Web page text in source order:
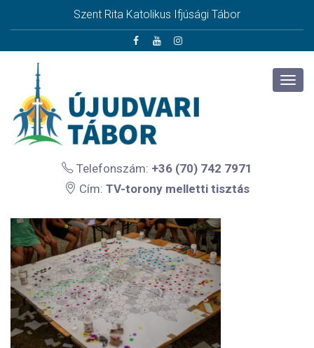
Szent Rita Katolikus Ifjúsági Tábor
Telefonszám: +36 (70) 742 7971
Cím: TV-torony melletti tisztás